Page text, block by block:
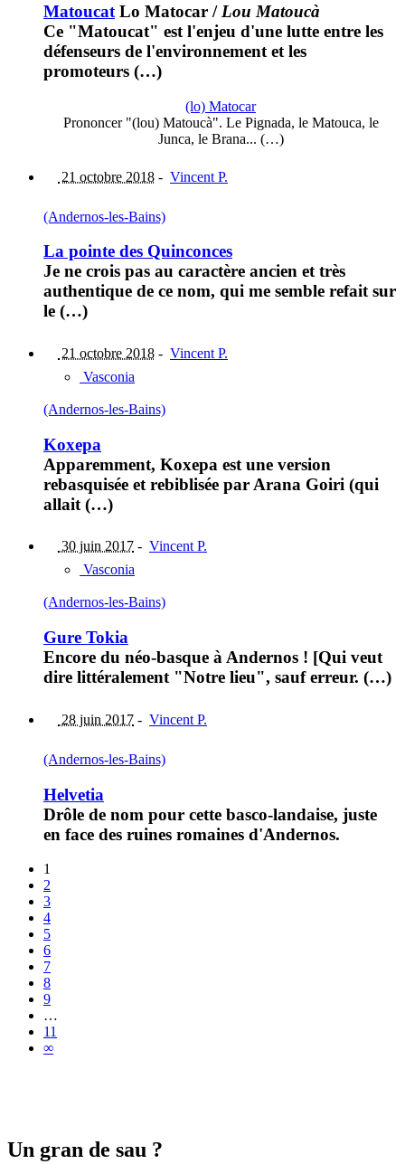
Matoucat Lo Matocar / Lou Matoucà
Ce "Matoucat" est l'enjeu d'une lutte entre les
défenseurs de l'environnement et les
promoteurs (…)
(lo) Matocar
Prononcer "(lou) Matoucà". Le Pignada, le Matouca, le
Junca, le Brana... (…)
21 octobre 2018 - Vincent P.
(Andernos-les-Bains)
La pointe des Quinconces
Je ne crois pas au caractère ancien et très
authentique de ce nom, qui me semble refait sur
le (…)
21 octobre 2018 - Vincent P.
Vasconia
(Andernos-les-Bains)
Koxepa
Apparemment, Koxepa est une version
rebasquisée et rebiblisée par Arana Goiri (qui
allait (…)
30 juin 2017 - Vincent P.
Vasconia
(Andernos-les-Bains)
Gure Tokia
Encore du néo-basque à Andernos ! [Qui veut
dire littéralement "Notre lieu", sauf erreur. (…)
28 juin 2017 - Vincent P.
(Andernos-les-Bains)
Helvetia
Drôle de nom pour cette basco-landaise, juste
en face des ruines romaines d'Andernos.
1
2
3
4
5
6
7
8
9
…
11
∞
Un gran de sau ?